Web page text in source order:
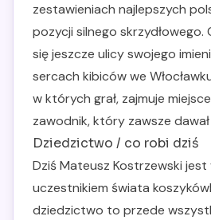
zestawieniach najlepszych
pozycji silnego skrzydłowego.
się jeszcze ulicy swojego
sercach kibiców we
w których grał, zajmuje
zawodnik, który zawsze
Dziedzictwo / co robi dziś
Dziś Mateusz Kostrzewski
uczestnikiem świata
dziedzictwo to przede